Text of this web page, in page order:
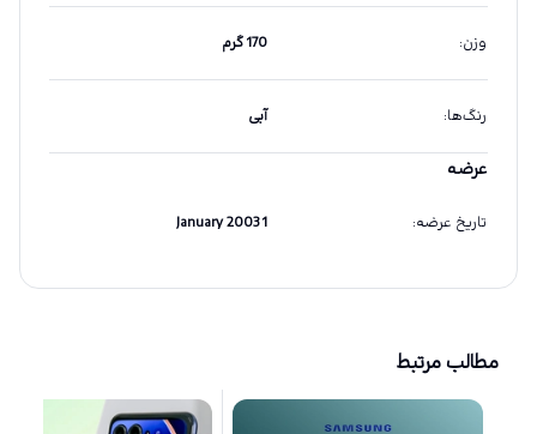
وزن: 170 گرم
رنگ‌ها: آبی
عرضه
تاریخ عرضه:
1 January 2003
مطالب مرتبط